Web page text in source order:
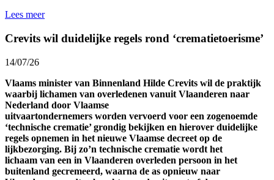
Lees meer
Crevits wil duidelijke regels rond ‘crematietoerisme’
14/07/26
Vlaams minister van Binnenland Hilde Crevits wil de praktijk
waarbij lichamen van overledenen vanuit Vlaanderen naar
Nederland door Vlaamse
uitvaartondernemers worden vervoerd voor een zogenoemde
‘technische crematie’ grondig bekijken en hierover duidelijke
regels opnemen in het nieuwe Vlaamse decreet op de
lijkbezorging. Bij zo’n technische crematie wordt het
lichaam van een in Vlaanderen overleden persoon in het
buitenland gecremeerd, waarna de as opnieuw naar